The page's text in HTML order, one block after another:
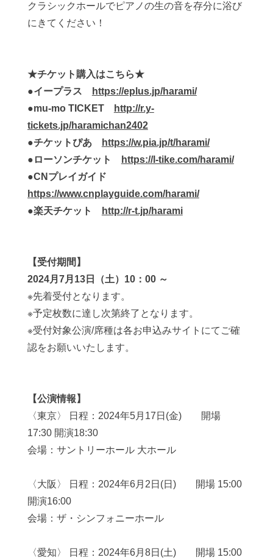
クラシックホールでピアノの生の音を存分に浴び
にきてください！
★チケット購入はこちら★
●イープラス
https://eplus.jp/harami/
●mu-mo TICKET
http://r.y-
tickets.jp/haramichan2402
●チケットぴあ
https://w.pia.jp/t/harami/
● ローソンチケット
https://l-tike.com/harami/
●CN プレイガイド
https://www.cnplayguide.com/harami/
●楽天チケット http://r-t.jp/harami
【受付期間】
2024月 7月 13日（土） 10： 00 ～
※先着受付となります。
※予定枚数に達し次第終了となります。
※受付対象公演/席種は各お申込みサイトにてご確
認をお願いいたします。
【公演情報】
〈東京〉
日程： 2024年5月 17 日 (金)開場
17:30 開演18:30
会場：サントリーホール 大ホール
〈大阪〉 日程： 2024年6月 2 日 (日 )開場15:00
開演16:00
会場：ザ・シンフォニーホール
〈愛知〉 日程： 2024年6月 8日 (土)開場15:00